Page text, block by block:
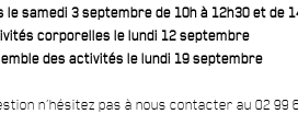
samedi 3 septembre de 10h à 12h30 et de
corporelles le lundi 12 septembre
des activités le lundi 19 septembre
n’hésitez pas à nous contacter au 02 99